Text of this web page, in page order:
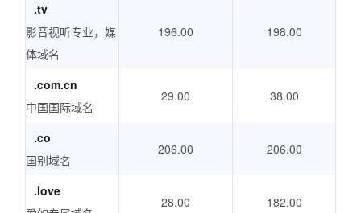
.tv
影音视听专业，媒
体域名
196.00 198.00
.com.cn
中国国际域名
29.00 38.00
.co
国别域名
206.00 206.00
.love
28.00 182.00